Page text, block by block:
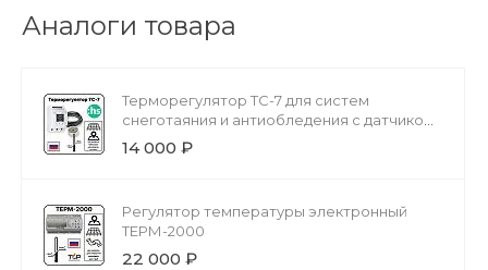
Аналоги товара
Терморегулятор ТС-7 для систем
снеготаяния и антиобледения с датчиком
осадков
14 000 ₽
Регулятор температуры электронный
ТЕРМ-2000
22 000 ₽